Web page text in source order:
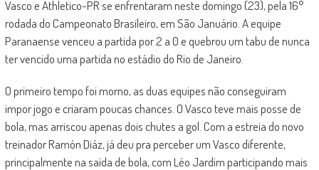
Vasco e Athletico-PR se enfrentaram neste domingo (23), pela 16°
rodada do Campeonato Brasileiro, em São Januário. A equipe
Paranaense venceu a partida por 2 a 0 e quebrou um tabu de nunca
ter vencido uma partida no estádio do Rio de Janeiro.
O primeiro tempo foi morno, as duas equipes não conseguiram
impor jogo e criaram poucas chances. O Vasco teve mais posse de
bola, mas arriscou apenas dois chutes a gol. Com a estreia do novo
treinador Ramón Diáz, já deu pra perceber um Vasco diferente,
principalmente na saída de bola, com Léo Jardim participando mais